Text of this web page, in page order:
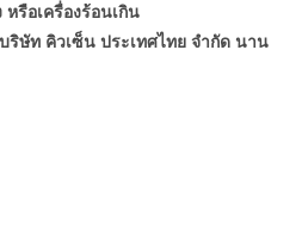
รือเครื่องร้อนเกิน
ษัท คิวเซ็น ประเทศไทย จำกัด นาน